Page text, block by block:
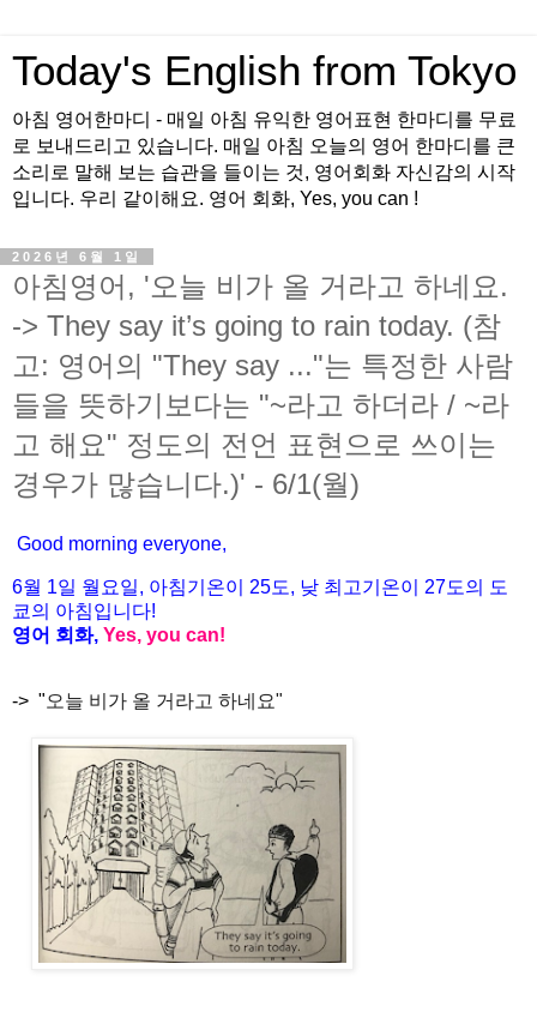
Today's English from Tokyo
아침 영어한마디 - 매일 아침 유익한 영어표현 한마디를 무료
로 보내드리고 있습니다. 매일 아침 오늘의 영어 한마디를 큰
소리로 말해 보는 습관을 들이는 것, 영어회화 자신감의 시작
입니다. 우리 같이해요. 영어 회화, Yes, you can !
2026년 6월 1일
아침영어, '오늘 비가 올 거라고 하네요.
-> They say it’s going to rain today. (참
고: 영어의 "They say ..."는 특정한 사람
들을 뜻하기보다는 "~라고 하더라 / ~라
고 해요" 정도의 전언 표현으로 쓰이는
경우가 많습니다.)' - 6/1(월)
Good morning everyone,
6월 1일 월 요일, 아침기온이 25도, 낮 최고기온이 27도의 도
쿄의 아침입니다!
영어 회화, Yes, you can!
-> "오늘 비가 올 거라고 하네요"